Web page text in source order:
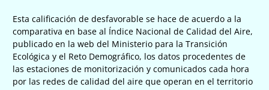
Esta calificación de desfavorable se hace de acuerdo a la
comparativa en base al Índice Nacional de Calidad del Aire,
publicado en la web del Ministerio para la Transición
Ecológica y el Reto Demográfico, los datos procedentes de
las estaciones de monitorización y comunicados cada hora
por las redes de calidad del aire que operan en el territorio